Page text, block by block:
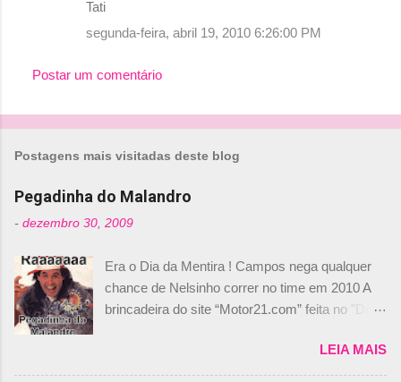
Tati
segunda-feira, abril 19, 2010 6:26:00 PM
Postar um comentário
Postagens mais visitadas deste blog
Pegadinha do Malandro
- dezembro 30, 2009
Era o Dia da Mentira ! Campos nega qualquer
chance de Nelsinho correr no time em 2010 A
brincadeira do site “Motor21.com” feita no "Día
de abril –, afirmando que Nelson Piquet havia
comprado 15% das ações da Campos, dando,
LEIA MAIS